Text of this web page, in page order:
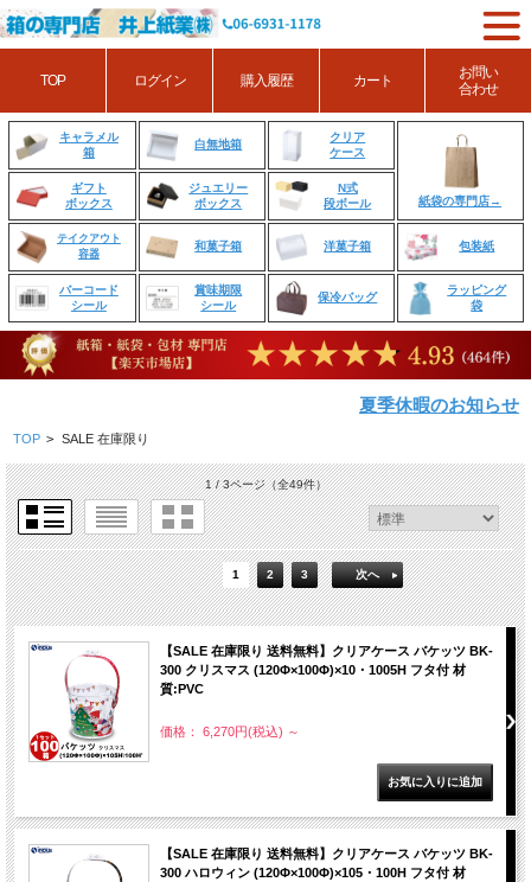
キャラメル
箱
白無地箱
クリア
ケース
紙袋の専門店→
ギフト
ボックス
ジュエリー
ボックス
N式
段ボール
テイクアウト
容器
和菓子箱 洋菓子箱 包装紙
バーコード
シール
賞味期限
シール
保冷バッグ
ラッピング
袋
夏季休暇のお知らせ
TOP > SALE 在庫限り
1 / 3ページ（全49件）
1 2 3 次へ
【SALE 在庫限り 送料無料】クリアケース バケッツ BK-
300 クリスマス (120Φ×100Φ)×10・1005H フタ付 材
質:PVC
価格： 6,270円(税込) ～
【SALE 在庫限り 送料無料】クリアケース バケッツ BK-
300 ハロウィン (120Φ×100Φ)×105・100H フタ付 材
TOP ログイン 購入履歴 カート
お問い
合わせ